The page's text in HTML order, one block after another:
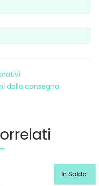
dalla consegna
In Saldo!